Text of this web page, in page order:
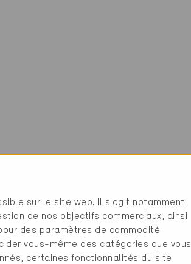
sur le site web. Il s'agit notamment
de nos objectifs commerciaux, ainsi
des paramètres de commodité
vous-même des catégories que vous
certaines fonctionnalités du site